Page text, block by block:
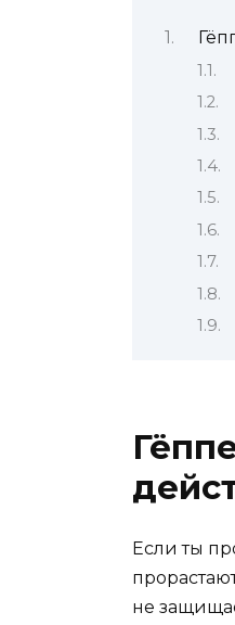
Если ты
не